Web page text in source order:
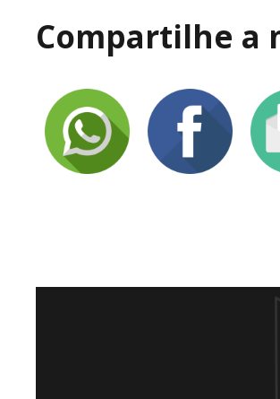
Compartilhe a